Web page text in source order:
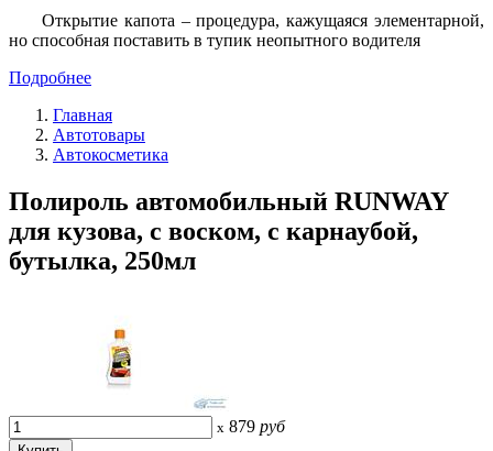
Открытие капота – процедура, кажущаяся элементарной,
но способная поставить в тупик неопытного водителя
Подробнее
Главная
Автотовары
Автокосметика
Полироль автомобильный RUNWAY
для кузова, с воском, с карнаубой,
бутылка, 250мл
x 879 руб